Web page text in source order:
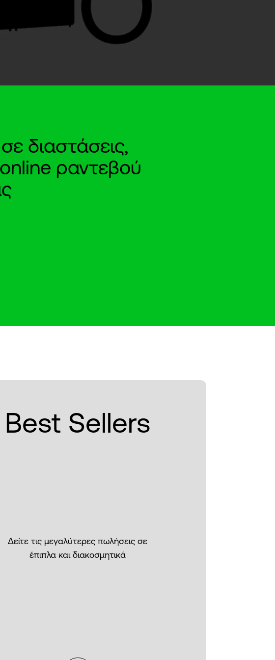
διαστάσεις,
ραντεβού
Best Sellers
Δείτε τις μεγαλύτερες πωλήσεις σε
έπιπλα και διακοσμητικά